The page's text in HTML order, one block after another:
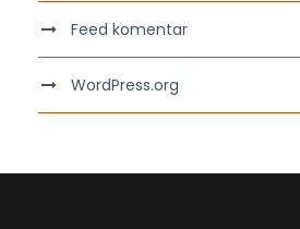
Feed komentar
WordPress.org